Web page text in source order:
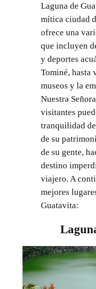
Laguna de
mítica ciudad
ofrece una
que incluyen
y deportes
Tominé, hasta
museos y la
Nuestra
visitantes
tranquilidad
de su
de su gente,
destino
viajero. A
mejores
Guatavita: